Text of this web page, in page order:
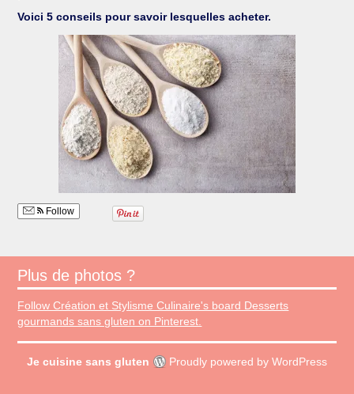
Voici 5 conseils pour savoir lesquelles acheter.
Follow
Plus de photos ?
Follow Création et Stylisme Culinaire's board Desserts
gourmands sans gluten on Pinterest.
Je cuisine sans gluten Proudly powered by WordPress